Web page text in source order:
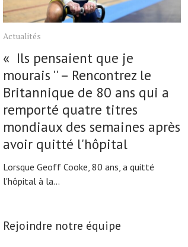
Actualités
« Ils pensaient que je
mourais '' – Rencontrez le
Britannique de 80 ans qui a
remporté quatre titres
mondiaux des semaines après
avoir quitté l'hôpital
Lorsque Geoff Cooke, 80 ans, a quitté
l'hôpital à la...
Rejoindre notre équipe